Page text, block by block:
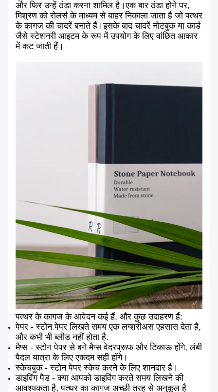
और फिर उन्हें ठंडा करना शामिल है।एक बार ठंडा होने पर,
मिश्रण को रोलर्स के माध्यम से बाहर निकाला जाता है जो पत्थर
के कागज की चादरें बनाते हैं।इसके बाद चादरें नोटबुक या कार्ड
जैसे स्टेशनरी आइटम के रूप में उपयोग के लिए वांछित आकार
में कट जाती हैं।
पत्थर के कागज के आवेदन कई हैं, और कुछ उदाहरण हैं:
पेपर - स्टोन पेपर लिखते समय एक लग्श़रीअस एहसास देता है,
और कभी भी ब्लीड नहीं होता है.
मैप्स - स्टोन पेपर से बने मैप्स वेदरप्रूफ और टिकाऊ होंगे, लंबी
पैदल यात्रा के लिए एकदम सही होंगे।
स्केचबुक - स्टोन पेपर स्केच करने के लिए शानदार है।
डाइविंग पैड - क्या आपको डाइविंग करते समय लिखने की
आवश्यकता है, पत्थर का कागज अच्छी तरह से अनुकूल है